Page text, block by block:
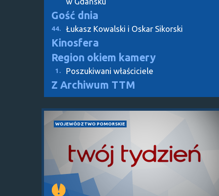
Gość dnia
44. Łukasz Kowalski i Oskar Sikorski
Kinosfera
Region okiem kamery
1. Poszukiwani właściciele
Z Archiwum TTM
WOJEWÓDZTWO POMORSKIE